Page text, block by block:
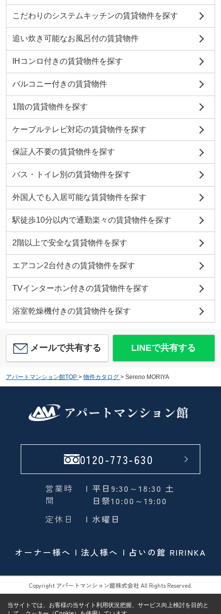
こだわりのシステムキッチンの賃貸物件を探す
追い炊き可能なお風呂付の賃貸物件
IHコンロ付きの賃貸物件を探す
バルコニー付きの賃貸物件
1階の賃貸物件を探す
ケーブルテレビ対応の賃貸物件を探す
保証人不要の賃貸物件を探す
バス・トイレ別の賃貸物件を探す
外国人でも入居可能な賃貸物件を探す
駅徒歩10分以内で通勤楽々の賃貸物件を探す
2階以上で安全な賃貸物件を探す
エアコン2台付きの賃貸物件を探す
TVインターホン付きの賃貸物件を探す
浴室乾燥機付きの賃貸物件を探す
メールで共有する LINEで共有する
アパートマンション館TOP > 物件カタログ > Sereno MORIYA
0120-773-630
営業時
間
| 平日9:30～18:30 土
日祭10:00～19:00
定休日
| 水曜日
オーナー様へ 法人様へ 占いの館 RIRINKA
Copyright アパートマンション館株式会社 All Rights Reserved.
当サイトでは、お客様の当サイト利用状況把握、サービス向上検討を目的と